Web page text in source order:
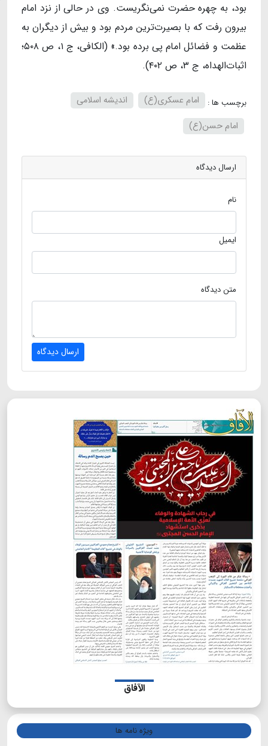
بود، به چهره حضرت نمی‌نگریست. وی در حالی از نزد امام
بیرون رفت که با بصیرت‌ترین مردم بود و بیش از دیگران به
عظمت و فضائل امام پی برده بود.» (الکافی، ج ۱، ص ۵۰۸؛
اثبات‌الهداه، ج ۳، ص ۴۰۲).
برچسب ها : امام عسکری(ع)
اندیشه اسلامی
امام حسن(ع)
ارسال دیدگاه
نام
ایمیل
متن دیدگاه
ارسال دیدگاه
الآفاق
ویژه نامه ها